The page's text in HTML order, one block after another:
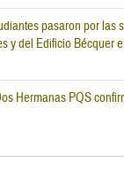
pasaron por las
y del Edificio Bécquer
Hermanas PQS